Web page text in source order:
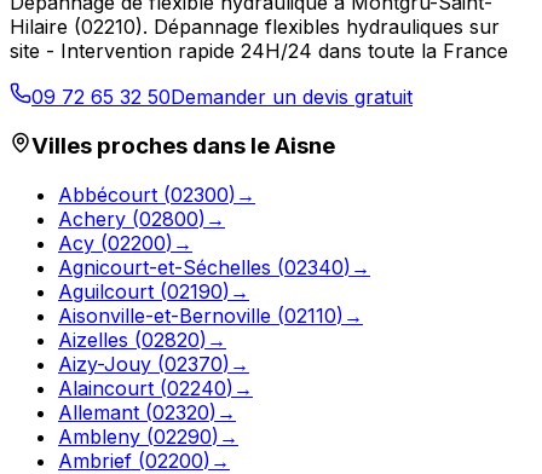
Hilaire (02210). Dépannage flexibles hydrauliques sur
site - Intervention rapide 24H/24 dans toute la France
09 72 65 32 50Demander un devis gratuit
Villes proches dans leAisne
Abbécourt (02300) →
Achery (02800) →
Acy (02200) →
Agnicourt-et-Séchelles (02340) →
Aguilcourt (02190) →
Aisonville-et-Bernoville (02110) →
Aizelles (02820) →
Aizy-Jouy (02370) →
Alaincourt (02240) →
Allemant (02320) →
Ambleny (02290) →
Ambrief (02200) →